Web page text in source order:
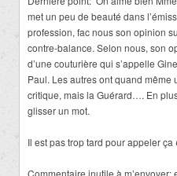
met un peu de beauté dans
profession, fac nous son opinion
contre-balance. Selon nous, son
d’une couturière qui s’appelle
Paul. Les autres ont quand
critique, mais la Guérard…. En
glisser un mot.
Il est pas trop tard pour appeler ça